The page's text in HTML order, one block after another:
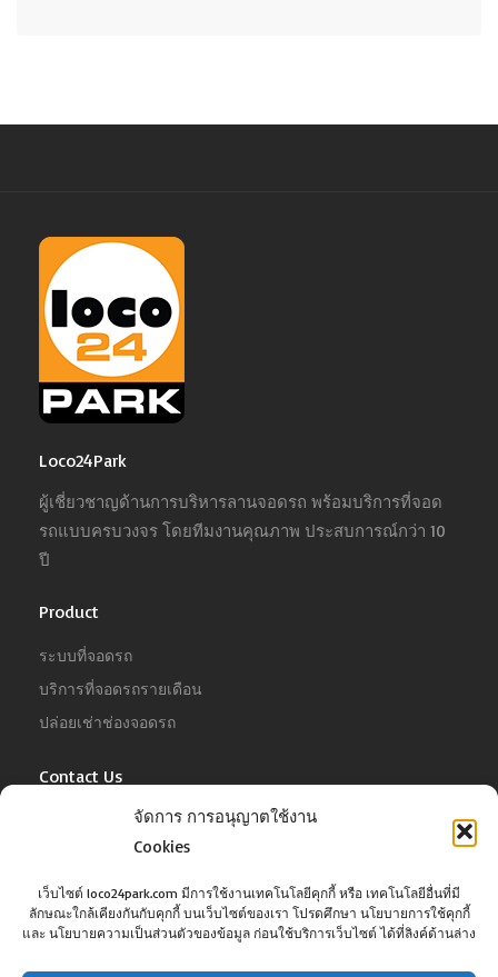
จัดการ การอนุญาตใช้งาน
Cookies
เว็บไซต์ loco24park.com มีการใช้งานเทคโนโลยีคุกกี้ หรือ เทคโนโลยีอื่นที่มี
ลักษณะใกล้เคียงกันกับคุกกี้ บนเว็บไซต์ของเรา โปรดศึกษา นโยบายการใช้คุกกี้
และ นโยบายความเป็นส่วนตัวของข้อมูล ก่อนใช้บริการเว็บไซต์ ได้ที่ลิงค์ด้านล่าง
Loco24Park
ผู้เชี่ยวชาญด้านการบริหารลานจอดรถ พร้อมบริการที่จอด
รถแบบครบวงจร โดยทีมงานคุณภาพ ประสบการณ์กว่า 10
ปี
Product
ระบบที่จอดรถ
บริการที่จอดรถรายเดือน
ปล่อยเช่าช่องจอดรถ
Contact Us
02-022-4680
For Customer